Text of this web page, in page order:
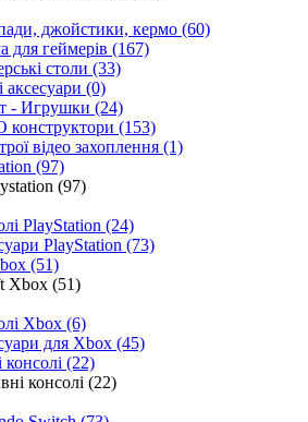
джойстики, кермо (60)
для геймерів (167)
столи (33)
аксесуари (0)
- Игрушки (24)
конструктори (153)
відео захоплення (1)
(97)
(97)
PlayStation (24)
PlayStation (73)
(51)
Xbox (51)
Xbox (6)
для Xbox (45)
(22)
консолі (22)